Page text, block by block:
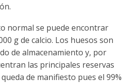
normal se puede encontrar
g de calcio. Los huesos son
de almacenamiento y, por
las principales reservas
de manifiesto pues el 99%